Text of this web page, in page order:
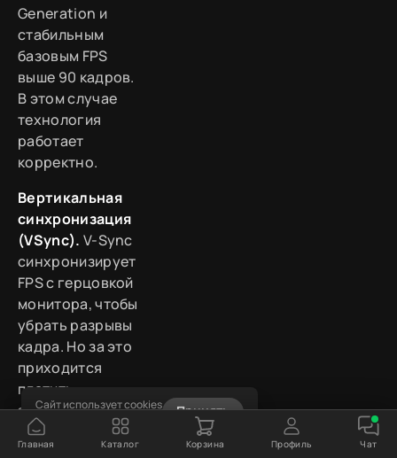
Generation и
стабильным
базовым FPS
выше 90 кадров.
В этом случае
технология
работает
корректно.
Вертикальная
синхронизация
(VSync). V-Sync
синхронизирует
FPS с герцовкой
монитора, чтобы
убрать разрывы
кадра. Но за это
приходится
платить
задержкой
управления —
обычно плюс 16–
Главная Каталог Корзина Профиль Чат
Сайт использует cookies
Узнать подробнее
Принять